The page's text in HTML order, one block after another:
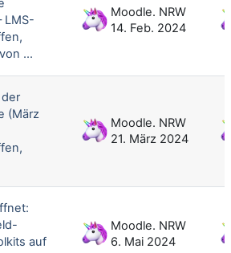
LMS-
...
Moodle. NRW
14. Feb. 2024
(März
Moodle. NRW
21. März 2024
auf
Moodle. NRW
6. Mai 2024